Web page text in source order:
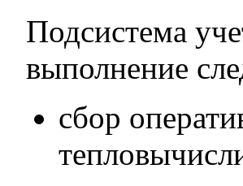
Подсистема
выполнение
сбор